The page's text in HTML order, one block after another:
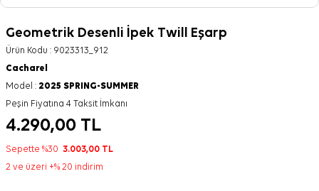
Geometrik Desenli İpek Twill Eşarp
Ürün Kodu : 9023313_912
Cacharel
Model : 2025 SPRING-SUMMER
Peşin Fiyatına 4 Taksit İmkanı
4.290,00 TL
Sepette %30 3.003,00 TL
2 ve üzeri +% 20 indirim